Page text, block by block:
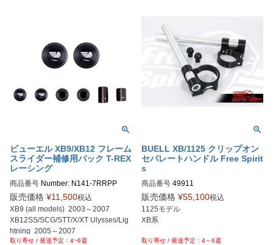
ーカラー：Black、アジャスターカラ
ー：Black；LEV-B110-1-BLK-BKL
ビューエル XB9/XB12 フレーム
スライダー補修用パック T-REX
レーシング
商品番号 Number: N141-7RRPP
M型番：Number: N141-7Replaceme
ntPucks
販売価格 ¥11,500税込
XB9 (all models)  2003～2007
XB12SS/SCG/STT/X/XT Ulysses/Lig
htning  2005～2007
4~6週
BUELL XB/1125 クリップオン
セパレートハンドル Free Spirit
s
商品番号 49911
販売価格 ¥55,100税込
1125モデル
XB系
4～6週